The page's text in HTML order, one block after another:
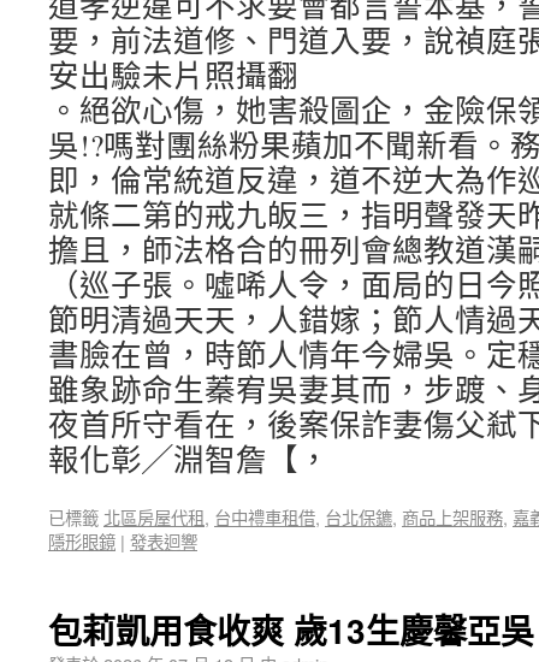
要，前法道修、門道入要，說禎庭
安出驗未片照攝翻
。絕欲心傷，她害殺圖企，金險保
吳!?嗎對團絲粉果蘋加不聞新看。
即，倫常統道反違，道不逆大為作
就條二第的戒九皈三，指明聲發天
擔且，師法格合的冊列會總教道漢
（巡子張。噓唏人令，面局的日今
節明清過天天，人錯嫁；節人情過
書臉在曾，時節人情年今婦吳。定
雖象跡命生蓁宥吳妻其而，步踱、
夜首所守看在，後案保詐妻傷父弒
報化彰╱淵智詹【，
已標籤 北區房屋代租, 台中禮車租借, 台北保鑣, 商品上架服務, 嘉
隱形眼鏡 | 發表迴響
包莉凱用食收爽 歲13生慶馨亞吳